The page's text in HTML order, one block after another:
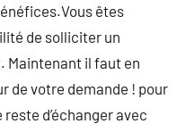
êtes
de solliciter un
il faut en
de votre demande ! pour
d’échanger avec